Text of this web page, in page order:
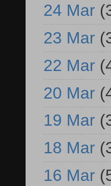
24 Mar
23 Mar
22 Mar
20 Mar
19 Mar
18 Mar
16 Mar